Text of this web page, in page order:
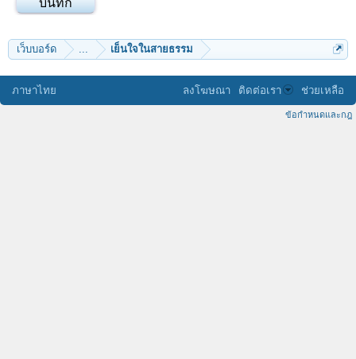
เว็บบอร์ด ... เย็นใจในสายธรรม
ภาษาไทย ลงโฆษณา ติดต่อเรา ช่วยเหลือ
ข้อกำหนดและกฎ